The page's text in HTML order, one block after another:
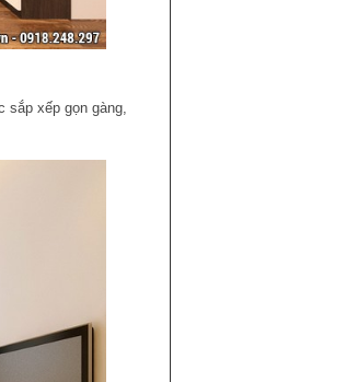
sắp xếp gọn gàng,